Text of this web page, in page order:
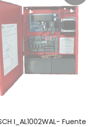
I_AL1002WAL- Fuente